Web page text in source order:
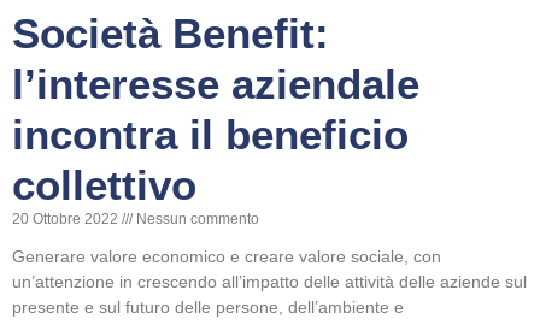
Società Benefit:
l’interesse aziendale
incontra il beneficio
collettivo
20 Ottobre 2022 Nessun commento
Generare valore economico e creare valore sociale, con
un’attenzione in crescendo all’impatto delle attività delle aziende sul
presente e sul futuro delle persone, dell’ambiente e